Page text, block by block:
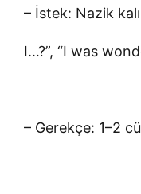
– İstek: Nazik
I…?”, “I was
– Gerekçe: 1–2